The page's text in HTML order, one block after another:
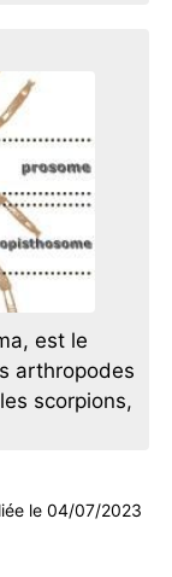
est le
arthropodes
scorpions,
le 04/07/2023